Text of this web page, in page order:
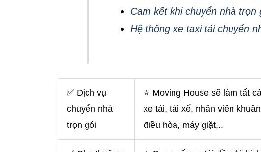
Cam kết khi chuyển nhà trọn
Hệ thống xe taxi tải chuyển
✅ Dịch vụ
chuyển nhà
trọn gói
⭐ Moving House sẽ làm tất
xe tải, tài xế, nhân viên
điều hòa, máy giặt,..